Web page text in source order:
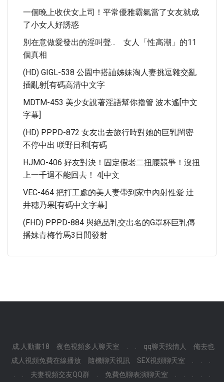
一個晚上收伏女上司！平常優雅霸氣當了女友就成
了小女人好誘惑
別在意做愛發出的淫叫聲... 女人「性高潮」的11
個真相
(HD) GIGL-538 公園中搭訕姊妹淘人妻挑逗雜交亂
插亂射[有碼高清中文字
MDTM-453 美少女說著淫語幫你擼管 波木遙[中文
字幕]
(HD) PPPD-872 女友出去旅行時對她的巨乳閨密
不停中出 咲野日和[有碼
HJMO-406 好友對決！固定假老二扭腰競爭！沒扭
上一千迴不能回去！ 4[中文
VEC-464 把打工處的美人妻帶到家中內射性愛 辻
井穗乃果[有碼中文字幕]
(FHD) PPPD-884 與絶品乳交出名的G罩杯巨乳傳
播妹青梅竹馬3日間發射
成.人動畫18 夜色視頻多人聊天室 qq聊天找情人
俺去也
成人視頻免費在線播放
隨機聊天視訊 SEX視頻聊天室
夫妻視頻交友QQ群 免費色聊表演聊天室